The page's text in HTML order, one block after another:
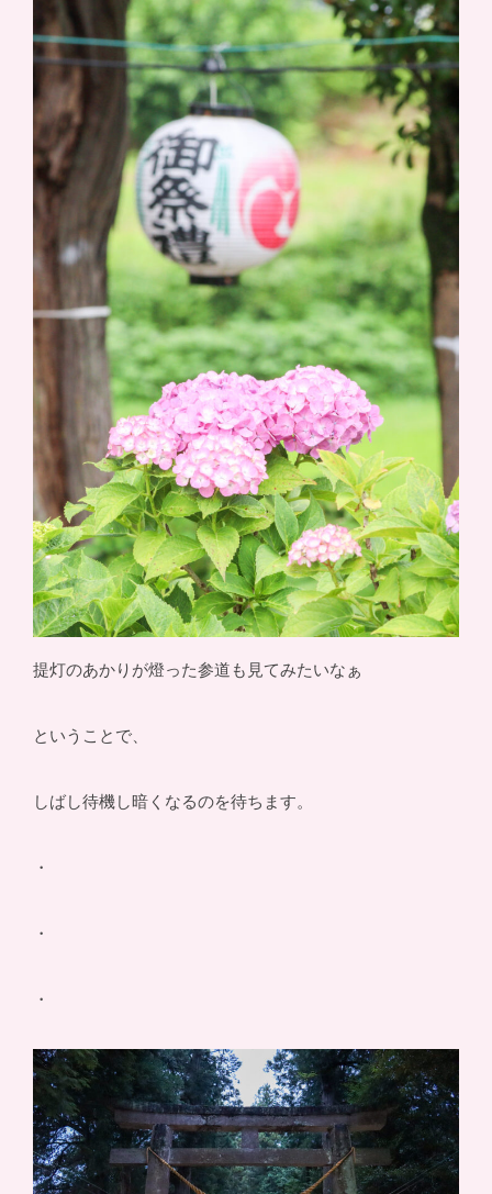
提灯のあかりが燈った参道も見てみたいなぁ
ということで、
しばし待機し暗くなるのを待ちます。
・
・
・